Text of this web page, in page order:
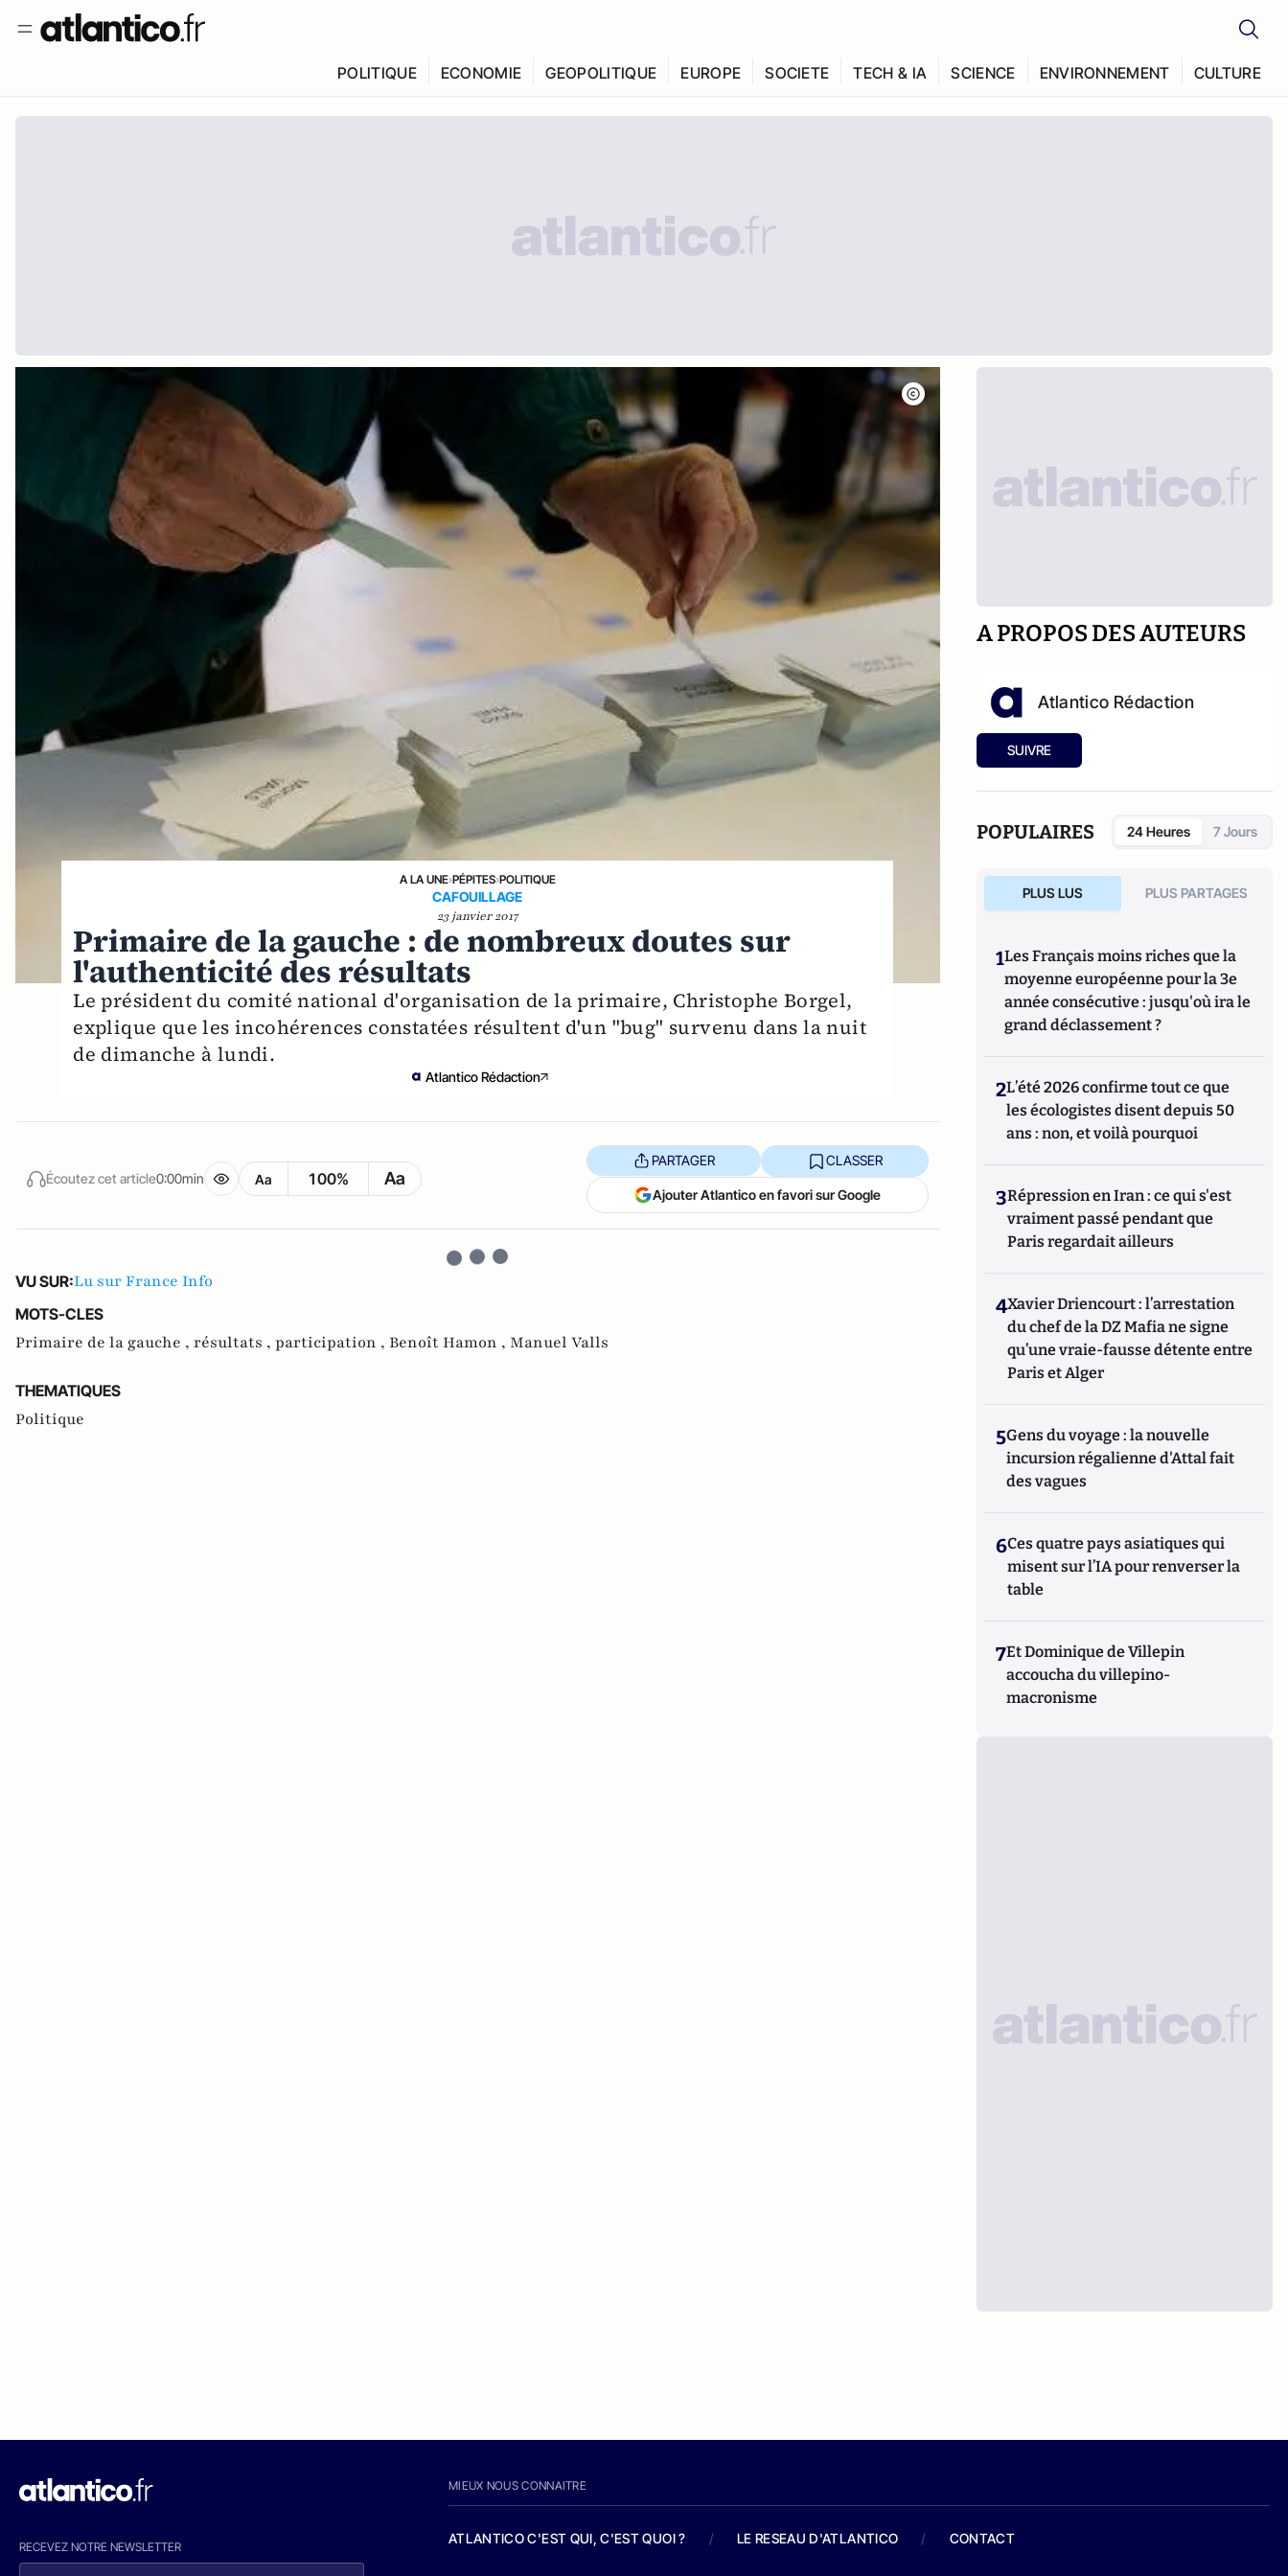
POLITIQUE ECONOMIE GEOPOLITIQUE EUROPE SOCIETE TECH & IA SCIENCE ENVIRONNEMENT CULTURE
A LA UNE›PÉPITES›POLITIQUE
CAFOUILLAGE
23 janvier 2017
Primaire de la gauche : de nombreux doutes sur
l'authenticité des résultats
Le président du comité national d'organisation de la primaire, Christophe Borgel,
explique que les incohérences constatées résultent d'un "bug" survenu dans la nuit
de dimanche à lundi.
Atlantico Rédaction
Écoutez cet article0:00min Aa 100% Aa
PARTAGER CLASSER
Ajouter Atlantico en favori sur Google
VU SUR:Lu sur France Info
MOTS-CLES
Primaire de la gauche , résultats , participation , Benoît Hamon , Manuel Valls
THEMATIQUES
Politique
A PROPOS DES AUTEURS
Atlantico Rédaction
SUIVRE
POPULAIRES 24 Heures 7 Jours
PLUS LUS PLUS PARTAGES
1Les Français moins riches que la
moyenne européenne pour la 3e
année consécutive : jusqu'où ira le
grand déclassement ?
2L’été 2026 confirme tout ce que
les écologistes disent depuis 50
ans : non, et voilà pourquoi
3Répression en Iran : ce qui s'est
vraiment passé pendant que
Paris regardait ailleurs
4Xavier Driencourt : l’arrestation
du chef de la DZ Mafia ne signe
qu’une vraie-fausse détente entre
Paris et Alger
5Gens du voyage : la nouvelle
incursion régalienne d'Attal fait
des vagues
6Ces quatre pays asiatiques qui
misent sur l’IA pour renverser la
table
7Et Dominique de Villepin
accoucha du villepino-
macronisme
RECEVEZ NOTRE NEWSLETTER
MIEUX NOUS CONNAITRE
ATLANTICO C'EST QUI, C'EST QUOI ? / LE RESEAU D'ATLANTICO / CONTACT